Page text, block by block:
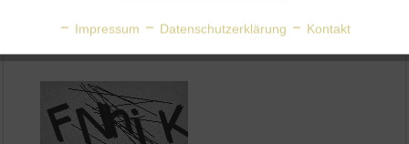
Personalisierung
Impressum Datenschutzerklärung Kontakt